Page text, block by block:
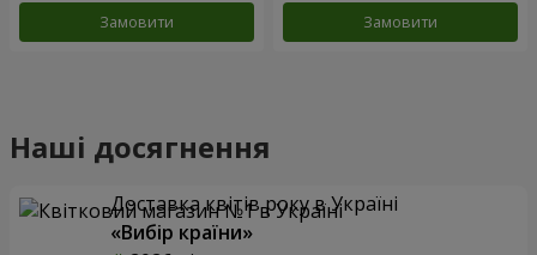
Замовити Замовити
Наші досягнення
Доставка квітів року в Україні
«Вибір країни»